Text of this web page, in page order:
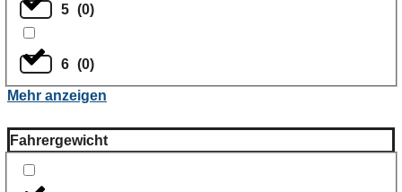
5 (0)
6 (0)
Mehr anzeigen
Fahrergewicht